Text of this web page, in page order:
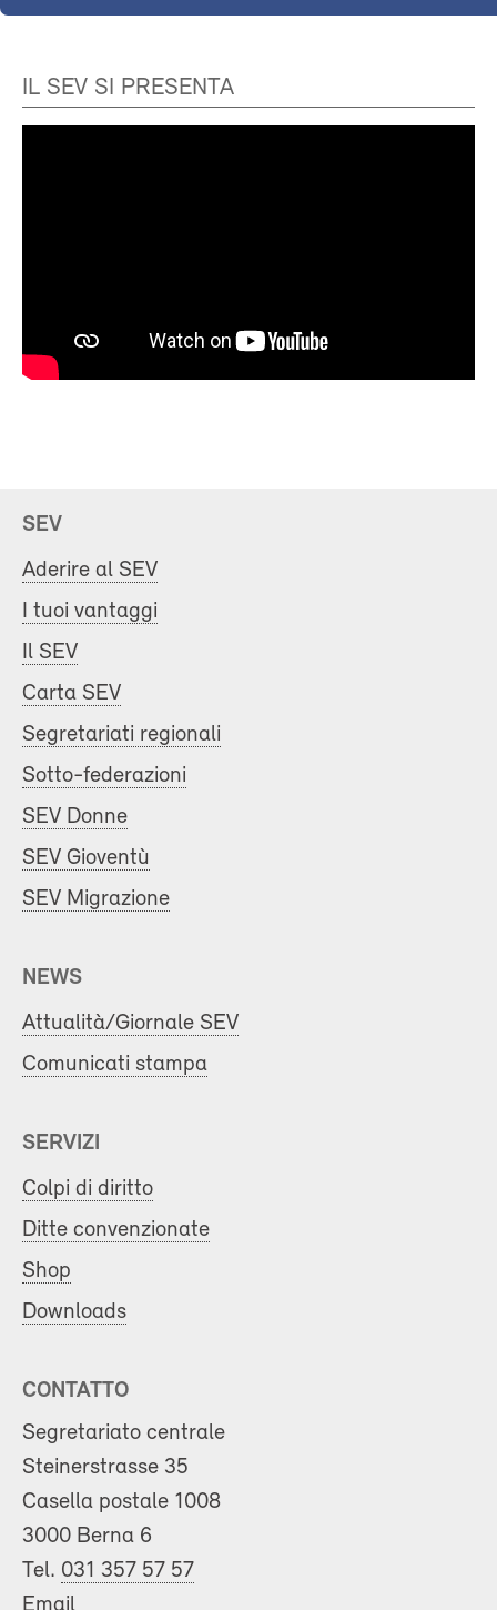
IL SEV SI PRESENTA
SEV
Aderire al SEV
I tuoi vantaggi
Il SEV
Carta SEV
Segretariati regionali
Sotto-federazioni
SEV Donne
SEV Gioventù
SEV Migrazione
NEWS
Attualità/Giornale SEV
Comunicati stampa
SERVIZI
Colpi di diritto
Ditte convenzionate
Shop
Downloads
CONTATTO
Segretariato centrale
Steinerstrasse 35
Casella postale 1008
3000 Berna 6
Tel. 031 357 57 57
Email